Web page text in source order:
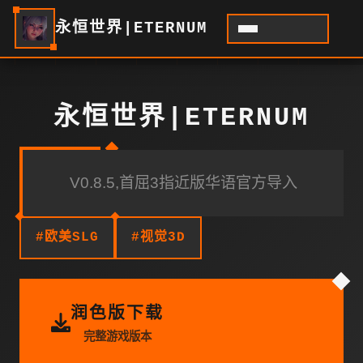
永恒世界|ETERNUM
永恒世界|ETERNUM
V0.8.5,首屈3指近版华语官方导入
#欧美SLG #视觉3D
润色版下载
完整游戏版本